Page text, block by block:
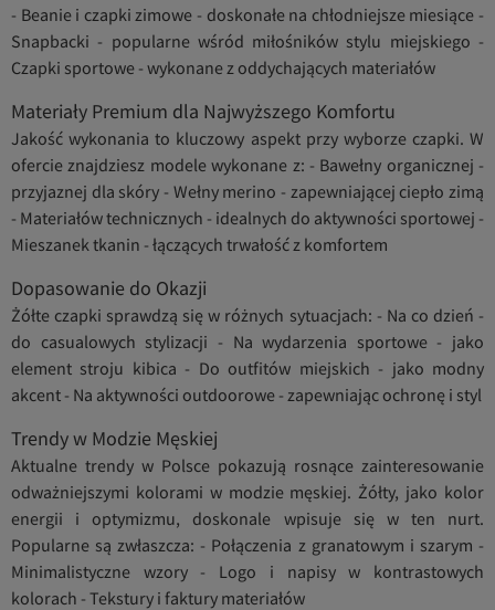
- Beanie i czapki zimowe - doskonałe na chłodniejsze miesiące -
Snapbacki - popularne wśród miłośników stylu miejskiego -
Czapki sportowe - wykonane z oddychających materiałów
Materiały Premium dla Najwyższego Komfortu
Jakość wykonania to kluczowy aspekt przy wyborze czapki. W
ofercie znajdziesz modele wykonane z: - Bawełny organicznej -
przyjaznej dla skóry - Wełny merino - zapewniającej ciepło zimą
- Materiałów technicznych - idealnych do aktywności sportowej -
Mieszanek tkanin - łączących trwałość z komfortem
Dopasowanie do Okazji
Żółte czapki sprawdzą się w różnych sytuacjach: - Na co dzień -
do casualowych stylizacji - Na wydarzenia sportowe - jako
element stroju kibica - Do outfitów miejskich - jako modny
akcent - Na aktywności outdoorowe - zapewniając ochronę i styl
Trendy w Modzie Męskiej
Aktualne trendy w Polsce pokazują rosnące zainteresowanie
odważniejszymi kolorami w modzie męskiej. Żółty, jako kolor
energii i optymizmu, doskonale wpisuje się w ten nurt.
Popularne są zwłaszcza: - Połączenia z granatowym i szarym -
Minimalistyczne wzory - Logo i napisy w kontrastowych
kolorach - Tekstury i faktury materiałów